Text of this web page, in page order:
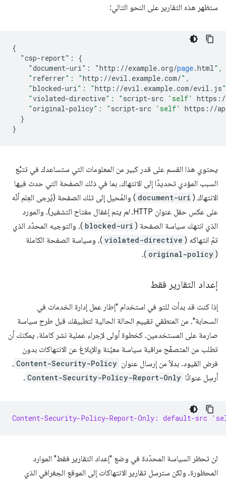
ستظهر هذه التقارير على النحو التالي:
{
"csp-report":
{
"document-uri":
"http : //example.org/page.html ",
    "
referrer": "http ://evil . example.com/",
    "
blocked-uri ": "http ://evil . example.com/evil . js
    "
violated-directive": " script-src 'self' https
    "
original-policy": " script-src 'self' https ://
}
}
يحتوي هذا القسم على قدر كبير من المعلومات التي ستساعدك في تتبُّع
السبب المؤدي تحديدًا إلى الانتهاك، بما في ذلك الصفحة التي حدث فيها
الانتهاك ( document-uri ) والمُحيل إلى تلك الصفحة (يُرجى العِلم أنّه
على عكس حقل عنوان HTTP،
لم يتم إغفال مفتاح التشفير)، والمورد
الذي انتهك سياسة الصفحة ( blocked-uri )، والتوجيه المحدّد الذي
تمّ انتهاكه ( violated-directive )، وسياسة الصفحة الكاملة
(
original-policy
).
إعداد التقارير فقط
إذا كنت قد بدأت للتو في استخدام "إطار عمل إدارة الخدمات في
السحابة"، من المنطقي تقييم الحالة الحالية لتطبيقك قبل طرح سياسة
صارمة على المستخدمين. كخطوة أولى لإجراء عملية نشر كاملة، يمكنك أن
تطلب من المتصفّح مراقبة سياسة معيّنة والإبلاغ عن الانتهاكات بدون
فرض القيود. بدلاً من إرسال عنوان Content-Security-Policy ،
أرسِل عنوانًا Content-Security-Policy-Report-Only
.
Content-Security-Policy-Report-Only: default-src
لن تحظر السياسة المحدّدة في وضع "إعداد التقارير فقط" الموارد
المحظورة، ولكن سترسل تقارير الانتهاكات إلى الموقع الجغرافي الذي